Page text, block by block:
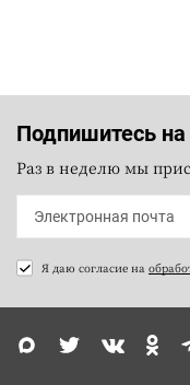
Подпишитесь
Раз в неделю мы
Я даю согласие на